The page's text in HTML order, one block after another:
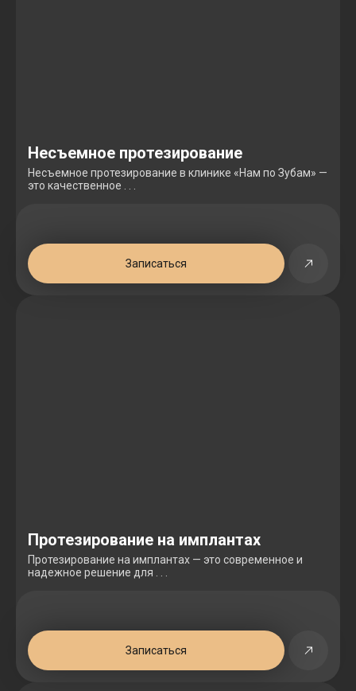
Несъемное протезирование
Несъемное протезирование в клинике «Нам по Зубам» —
это качественное . . .
Записаться
Протезирование на имплантах
Протезирование на имплантах — это современное и
надежное решение для . . .
Записаться